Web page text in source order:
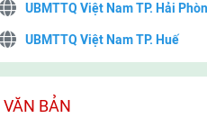
UBMTTQ Việt Nam TP. Hải
UBMTTQ Việt Nam TP. Huế
UBMTTQ Việt Nam TP. Cần Thơ
VĂN BẢN